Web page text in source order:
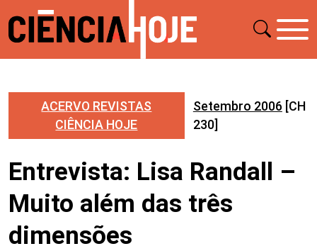
ACERVO REVISTAS
CIÊNCIA HOJE
Setembro 2006 [CH
230]
Entrevista: Lisa Randall –
Muito além das três
dimensões